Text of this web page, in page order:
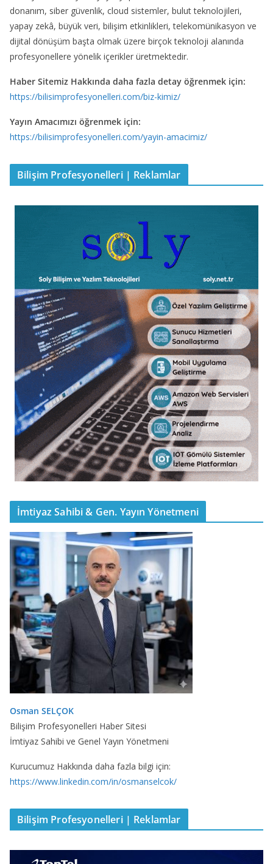
donanım, siber güvenlik, cloud sistemler, bulut teknolojileri,
yapay zekâ, büyük veri, bilişim etkinlikleri, telekomünikasyon ve
dijital dönüşüm başta olmak üzere birçok teknoloji alanında
profesyonellere yönelik içerikler üretmektedir.
Haber Sitemiz Hakkında daha fazla detay öğrenmek için:
https://bilisimprofesyonelleri.com/biz-kimiz/
Yayın Amacımızı öğrenmek için:
https://bilisimprofesyonelleri.com/yayin-amacimiz/
Bilişim Profesyonelleri | Reklamlar
İmtiyaz Sahibi & Gen. Yayın Yönetmeni
Osman SELÇOK
Bilişim Profesyonelleri Haber Sitesi
İmtiyaz Sahibi ve Genel Yayın Yönetmeni
Kurucumuz Hakkında daha fazla bilgi için:
https://www.linkedin.com/in/osmanselcok/
Bilişim Profesyonelleri | Reklamlar